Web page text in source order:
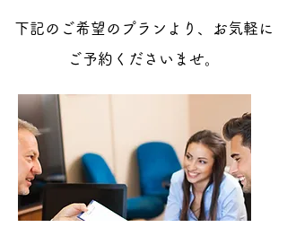
下記のご希望のプランより、お気軽に
ご予約くださいませ。